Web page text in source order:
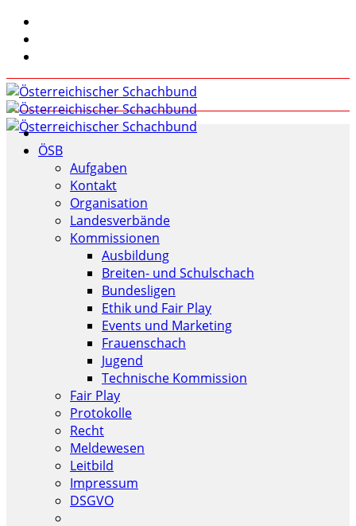
ÖSB
Aufgaben
Kontakt
Organisation
Landesverbände
Kommissionen
Ausbildung
Breiten- und Schulschach
Bundesligen
Ethik und Fair Play
Events und Marketing
Frauenschach
Jugend
Technische Kommission
Fair Play
Protokolle
Recht
Meldewesen
Leitbild
Impressum
DSGVO